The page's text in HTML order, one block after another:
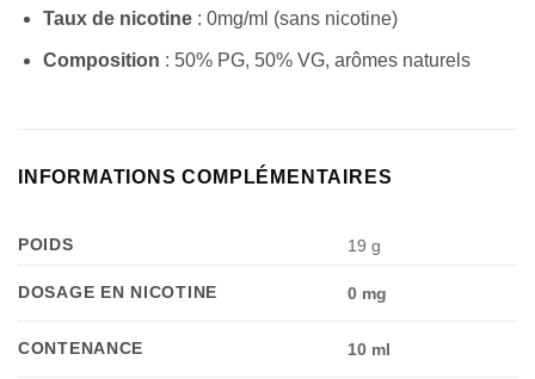
Taux de nicotine: 0mg/ml (sans nicotine)
Composition : 50% PG, 50% VG, arômes naturels
INFORMATIONS COMPLÉMENTAIRES
POIDS 19 g
DOSAGE EN NICOTINE 0 mg
CONTENANCE 10 ml